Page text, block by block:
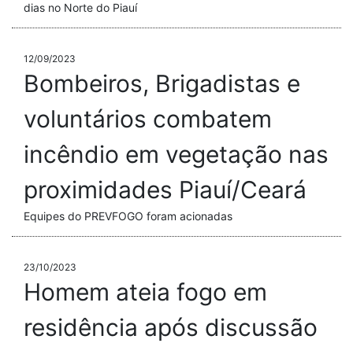
dias no Norte do Piauí
12/09/2023
Bombeiros, Brigadistas e
voluntários combatem
incêndio em vegetação nas
proximidades Piauí/Ceará
Equipes do PREVFOGO foram acionadas
23/10/2023
Homem ateia fogo em
residência após discussão